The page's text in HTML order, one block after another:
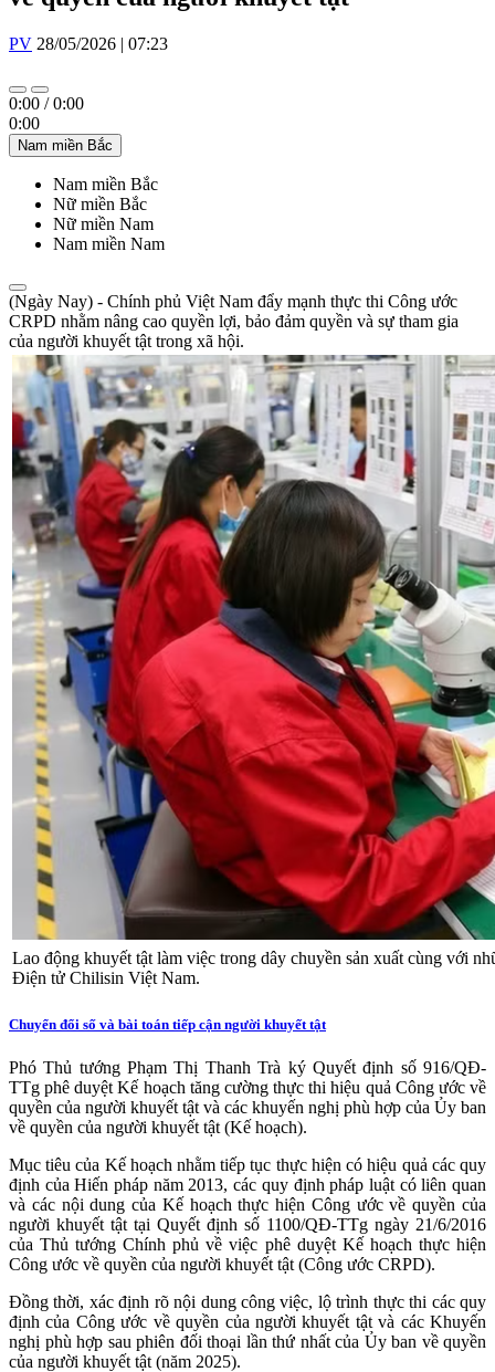
PV 28/05/2026 | 07:23
0:00 /0:00
0:00
Nam miền Bắc
Nam miền Bắc
Nữ miền Bắc
Nữ miền Nam
Nam miền Nam
(Ngày Nay) - Chính phủ Việt Nam đẩy mạnh thực thi Công ước
CRPD nhằm nâng cao quyền lợi, bảo đảm quyền và sự tham gia
của người khuyết tật trong xã hội.
Lao động khuyết tật làm việc trong dây chuyền sản xuất cùng với
Điện tử Chilisin Việt Nam.
Chuyển đổi số và bài toán tiếp cận người khuyết tật
Phó Thủ tướng Phạm Thị Thanh Trà ký Quyết định số 916/QĐ-
TTg phê duyệt Kế hoạch tăng cường thực thi hiệu quả Công ước về
quyền của người khuyết tật và các khuyến nghị phù hợp của Ủy ban
về quyền của người khuyết tật (Kế hoạch).
Mục tiêu của Kế hoạch nhằm tiếp tục thực hiện có hiệu quả các quy
định của Hiến pháp năm 2013, các quy định pháp luật có liên quan
và các nội dung của Kế hoạch thực hiện Công ước về quyền của
người khuyết tật tại Quyết định số 1100/QĐ-TTg ngày 21/6/2016
của Thủ tướng Chính phủ về việc phê duyệt Kế hoạch thực hiện
Công ước về quyền của người khuyết tật (Công ước CRPD).
Đồng thời, xác định rõ nội dung công việc, lộ trình thực thi các quy
định của Công ước về quyền của người khuyết tật và các Khuyến
nghị phù hợp sau phiên đối thoại lần thứ nhất của Ủy ban về quyền
của người khuyết tật (năm 2025).